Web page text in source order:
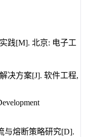
践[M]. 北京: 电子工
决方案[J]. 软件工程,
与熔断策略研究[D].